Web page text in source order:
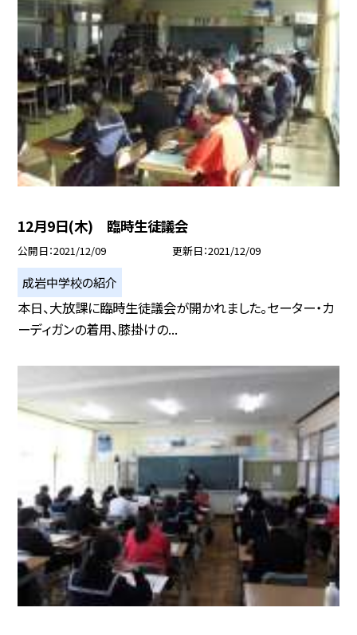
12月9日(木) 臨時生徒議会
公開日 2021/12/09 更新日 2021/12/09
成岩中学校の紹介
本日、大放課に臨時生徒議会が開かれました。セーター・カ
ーディガンの着用、膝掛けの...